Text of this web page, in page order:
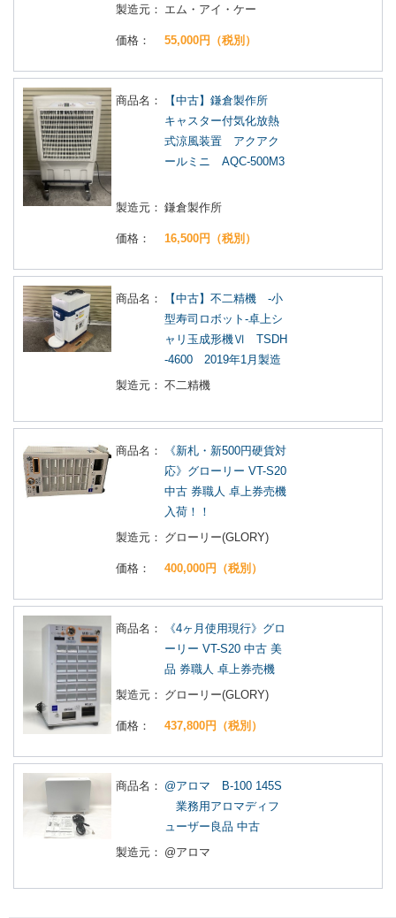
製造元： エム・アイ・ケー
価格： 55,000円（税別）
商品名：
【中古】鎌倉製作所
キャスター付気化放熱
式涼風装置 アクアク
ールミニ AQC-500M3
製造元： 鎌倉製作所
価格： 16,500円（税別）
商品名：
【中古】不二精機 -小
型寿司ロボット-卓上シ
ャリ玉成形機Ⅵ TSDH
-4600 2019年1月製造
製造元： 不二精機
商品名：
《新札・新500円硬貨対
応》グローリー VT-S20
中古 券職人 卓上券売機
入荷！！
製造元： グローリー(GLORY)
価格： 400,000円（税別）
商品名：
《4ヶ月使用現行》グロ
ーリー VT-S20 中古 美
品 券職人 卓上券売機
製造元： グローリー(GLORY)
価格： 437,800円（税別）
商品名： @アロマ B-100 145S
業務用アロマディフ
ューザー良品 中古
製造元： @アロマ